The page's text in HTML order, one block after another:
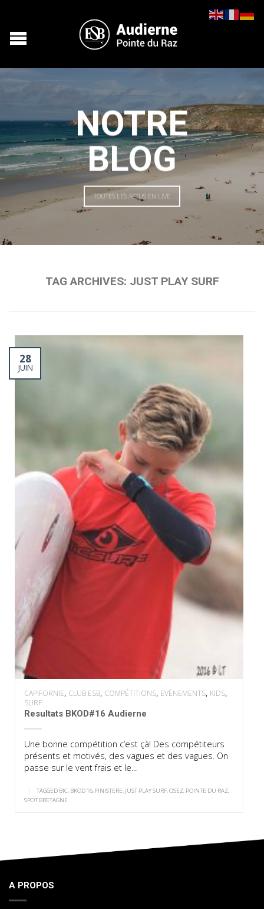
NOTRE
BLOG
TOUTES LES ACTUS EN LIVE
TAG ARCHIVES: JUST PLAY SURF
28
JUIN
CAPIFORNIE, CLUB ESB, COMPÉTITIONS, EVÈNEMENTS, KIDS,
SURF
Resultats BKOD#16 Audierne
Une bonne compétition c’est çà! Des compétiteurs
présents et motivés, des vagues et des vagues. On
passe sur le vent frais et le...
TAGGED BIC, BKOD 16, FINISTERE, JUST PLAY SURF,OSEZ, POINTE DU RAZ,
SPOT BRETAGNE
A PROPOS